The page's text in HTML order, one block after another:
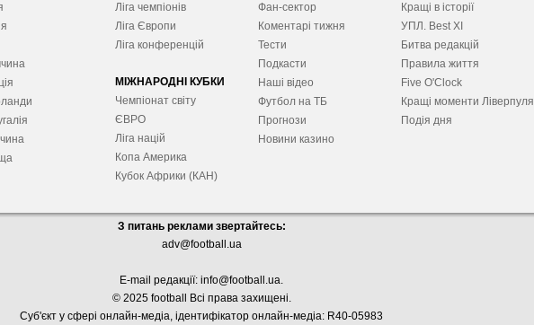
Ліга чемпіонів
Ліга Європи
Ліга конференцій
МІЖНАРОДНІ КУБКИ
Чемпіонат світу
ЄВРО
Ліга націй
Копа Америка
Кубок Африки (КАН)
Фан-сектор
Коментарі тижня
Тести
Подкасти
Наші відео
Футбол на ТБ
Прогнози
Новини казино
Кращі в історії
УПЛ. Best XІ
Битва редакцій
Правила життя
Five O'Clock
Кращі моменти Ліверпуля
Подія дня
З питань реклами звертайтесь:
adv@football.ua
E-mail редакції: info@football.ua.
© 2025 football Всі права захищені.
Суб'єкт у сфері онлайн-медіа, ідентифікатор онлайн-медіа: R40-05983